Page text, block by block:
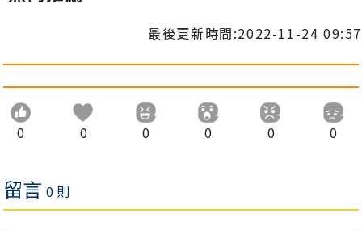
最後更新時間:2022-11-24 09:57
0 0 0 0 0 0